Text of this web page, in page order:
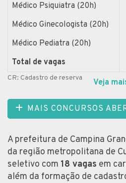
Médico Psiquiatra (20h)
Médico Ginecologista (20h)
Médico Pediatra (20h)
Total de vagas
CR: Cadastro de reserva Veja
MAIS CONCURSOS
A prefeitura de Campina
da região metropolitana de
seletivo com 18 vagas em
além da formação de